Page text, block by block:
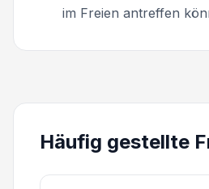
im Freien antreffen
Häufig gestellte